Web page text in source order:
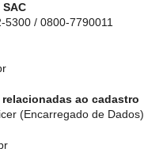
/ 0800-7790011
ao cadastro
(Encarregado de Dados)